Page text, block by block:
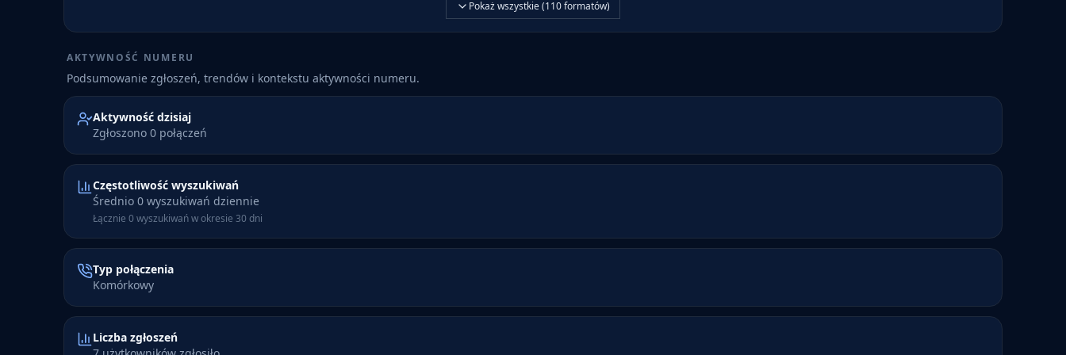
Pokaż wszystkie (110formatów)
AKTYWNOŚĆ NUMERU
Podsumowanie zgłoszeń, trendów i kontekstu aktywności numeru.
Aktywność dzisiaj
Zgłoszono 0 połączeń
Częstotliwość wyszukiwań
Średnio 0 wyszukiwań dziennie
Łącznie 0 wyszukiwań w okresie 30 dni
Typ połączenia
Komórkowy
Liczba zgłoszeń